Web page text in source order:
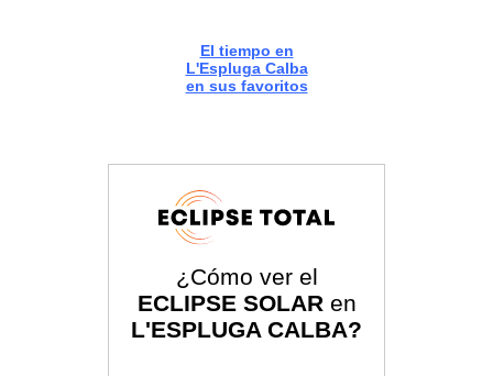
El tiempo en
L'Espluga Calba
en sus favoritos
¿Cómo ver el
ECLIPSE SOLAR en
L'ESPLUGA CALBA?